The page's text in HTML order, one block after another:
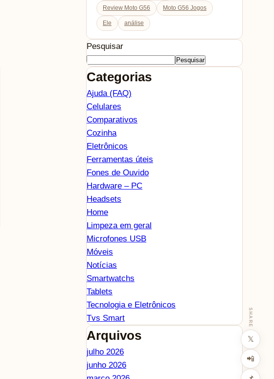
SHARE
𝕏
📲
Review Moto G56 Moto G56 Jogos
Ele análise
Pesquisar
Pesquisar
Categorias
Ajuda (FAQ)
Celulares
Comparativos
Cozinha
Eletrônicos
Ferramentas úteis
Fones de Ouvido
Hardware – PC
Headsets
Home
Limpeza em geral
Microfones USB
Móveis
Notícias
Smartwatchs
Tablets
Tecnologia e Eletrônicos
Tvs Smart
Arquivos
julho 2026
junho 2026